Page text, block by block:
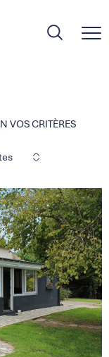
VOS CRITÈRES